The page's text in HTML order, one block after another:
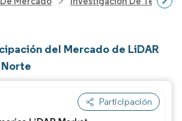
del Mercado de LiDAR
Participación